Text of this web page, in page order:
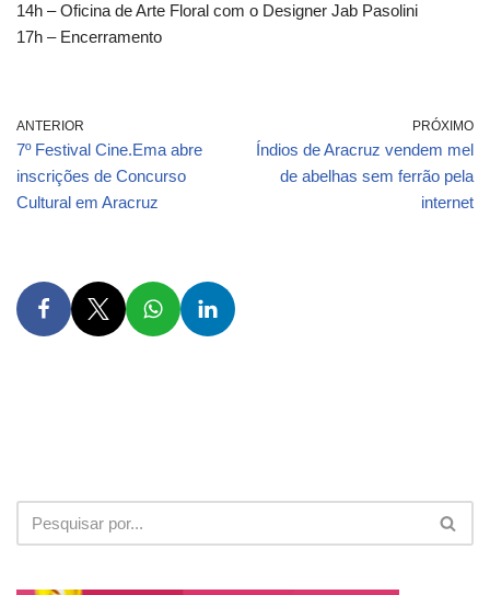
14h – Oficina de Arte Floral com o Designer Jab Pasolini
17h – Encerramento
ANTERIOR
7º Festival Cine.Ema abre
inscrições de Concurso
Cultural em Aracruz
PRÓXIMO
Índios de Aracruz vendem mel
de abelhas sem ferrão pela
internet